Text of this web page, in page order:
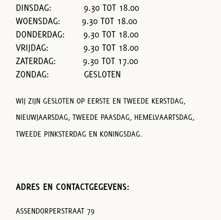
DINSDAG: 9.30 TOT 18.00
WOENSDAG: 9.30 TOT 18.00
DONDERDAG: 9.30 TOT 18.00
VRIJDAG: 9.30 TOT 18.00
ZATERDAG: 9.30 TOT 17.00
ZONDAG: GESLOTEN
WIJ ZIJN GESLOTEN OP EERSTE EN TWEEDE KERSTDAG,
NIEUWJAARSDAG, TWEEDE PAASDAG, HEMELVAARTSDAG,
TWEEDE PINKSTERDAG EN KONINGSDAG.
ADRES EN CONTACTGEGEVENS:
ASSENDORPERSTRAAT 79